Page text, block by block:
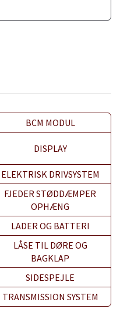
BCM MODUL
DISPLAY
ELEKTRISK DRIVSYSTEM
FJEDER STØDDÆMPER
OPHÆNG
LADER OG BATTERI
LÅSE TIL DØRE OG
BAGKLAP
SIDESPEJLE
TRANSMISSION SYSTEM